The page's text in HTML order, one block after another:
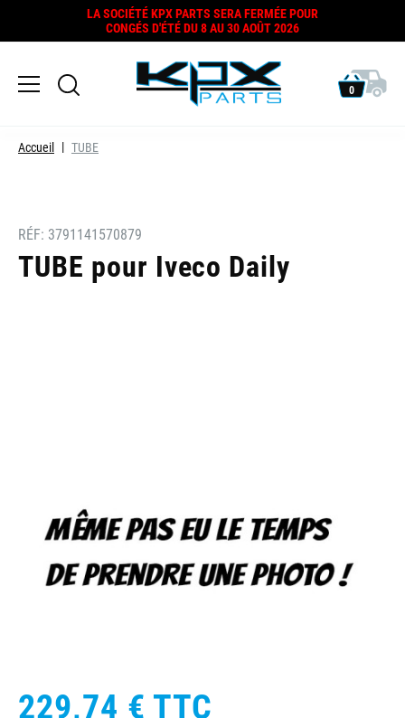
LA SOCIÉTÉ KPX PARTS SERA FERMÉE POUR
CONGÉS D'ÉTÉ DU 8 AU 30 AOÛT 2026
0
Accueil TUBE
RÉF: 3791141570879
TUBE pour Iveco Daily
229,74 € TTC